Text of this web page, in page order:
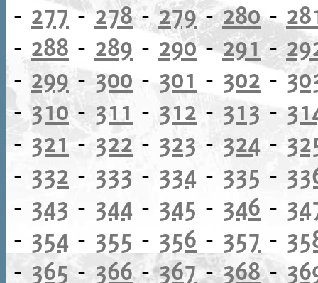
- 277-278-279-280-
- 288 - 289 - 290-291-
- 299 -300 - 301 - 302 -
-310- 311 - 312- 313 -
- 321 - 322 - 323 - 324 -
- 332 - 333 - 334 - 335 -
- 343 - 344 - 345 - 346 -
- 354 - 355 - 356 - 357 -
- 365 - 366-367-368-